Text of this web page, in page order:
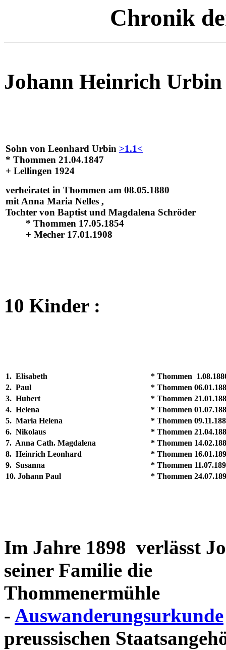
Chronik
Johann Heinrich Urbin
Sohn von Leonhard Urbin >1.1<
* Thommen 21.04.1847
+ Lellingen 1924
verheiratet in Thommen am 08.05.1880
mit Anna Maria Nelles ,
Tochter von Baptist und Magdalena Schröder
* Thommen 17.05.1854
+ Mecher 17.01.1908
10 Kinder :
1. Elisabeth
* Thommen
2. Paul
* Thommen
3. Hubert
* Thommen
4. Helena
* Thommen
5. Maria Helena
* Thommen
6. Nikolaus
* Thommen
7. Anna Cath. Magdalena
* Thommen
8. Heinrich Leonhard
* Thommen
9. Susanna
* Thommen
10. Johann Paul
* Thommen
Im Jahre 1898 verlässt
seiner Familie die
Thommenermühle
- Auswanderungsurkunde
preussischen